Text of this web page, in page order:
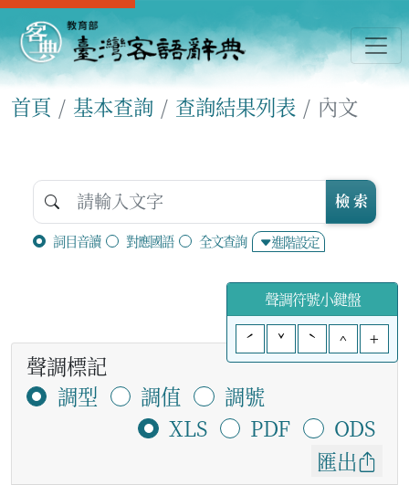
首頁 基本查詢 查詢結果列表 內文
詞目音讀 對應國語 全文查詢 進階設定
檢 索
聲調符號小鍵盤
ˊ
ˇ ˋ ^ +
聲調標記
調型
調值
調號
XLS
PDF
ODS
匯出